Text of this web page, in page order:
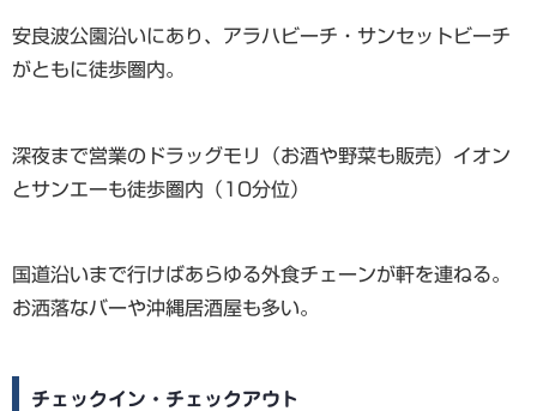
安良波公園沿いにあり、アラハビーチ・サンセットビーチ
がともに徒歩圏内。
深夜まで営業のドラッグモリ（お酒や野菜も販売）イオン
とサンエーも徒歩圏内（10分位）
国道沿いまで行けばあらゆる外食チェーンが軒を連ねる。
お洒落なバーや沖縄居酒屋も多い。
チェックイン・チェックアウト